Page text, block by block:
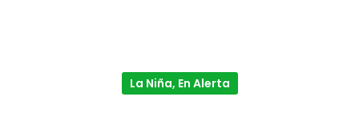
La Niña, En Alerta